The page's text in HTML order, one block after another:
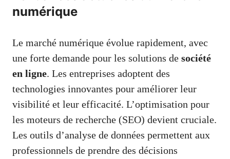
numérique
Le marché numérique évolue rapidement, avec
une forte demande pour les solutions de société
en ligne. Les entreprises adoptent des
technologies innovantes pour améliorer leur
visibilité et leur efficacité. L’optimisation pour
les moteurs de recherche (SEO) devient cruciale.
Les outils d’analyse de données permettent aux
professionnels de prendre des décisions